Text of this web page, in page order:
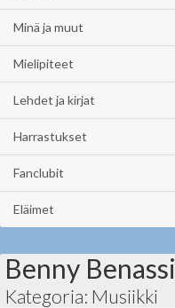
Minä ja muut
Mielipiteet
Lehdet ja kirjat
Harrastukset
Fanclubit
Eläimet
Benny Benassi
Kategoria: Musiikki